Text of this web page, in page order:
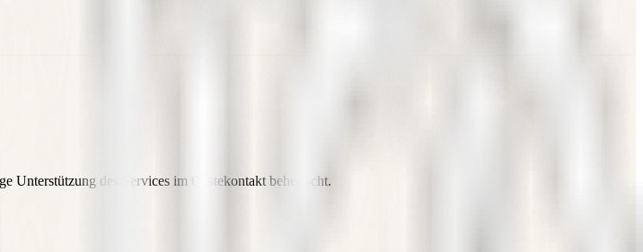
Unterstützung des Services im Gästekontakt beherrscht.